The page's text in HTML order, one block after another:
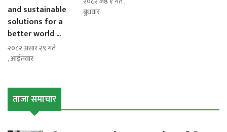
and sustainable
solutions for a
better world ...
२०८२ असार २९ गते
, आईतवार
बुधवार
ताजा समाचार